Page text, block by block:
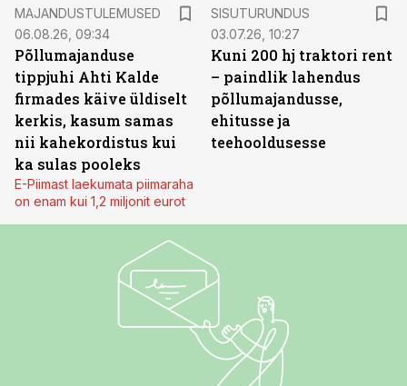
MAJANDUSTULEMUSED
06.08.26, 09:34
Põllumajanduse
tippjuhi Ahti Kalde
firmades käive üldiselt
kerkis, kasum samas
nii kahekordistus kui
ka sulas pooleks
E-Piimast laekumata piimaraha
on enam kui 1,2 miljonit eurot
SISUTURUNDUS
03.07.26, 10:27
Kuni 200 hj traktori rent
– paindlik lahendus
põllumajandusse,
ehitusse ja
teehooldusesse